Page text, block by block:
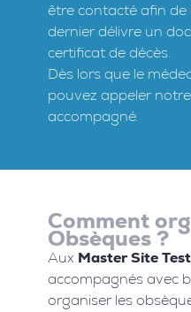
être contacté afin de
dernier délivre un
certificat de décès.
Dès lors que le
pouvez appeler
accompagné.
Comment
Obsèques ?
Aux Master Site Test
accompagnés avec
organiser les